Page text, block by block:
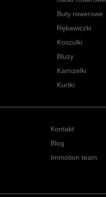
Buty rowerowe
Rękawiczki
Koszulki
Bluzy
Kamizelki
Kurtki
Kontakt
Blog
Immotion team